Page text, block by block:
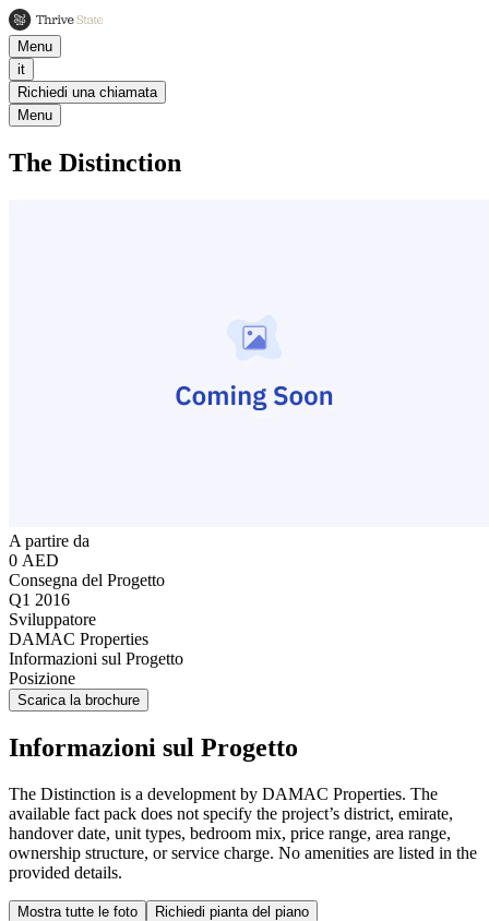
Menu
it
Richiedi una chiamata
Menu
The Distinction
A partire da
0 AED
Consegna del Progetto
Q1 2016
Sviluppatore
DAMAC Properties
Informazioni sul Progetto
Posizione
Scarica la brochure
Informazioni sul Progetto
The Distinction is a development by DAMAC Properties. The
available fact pack does not specify the project’s district, emirate,
handover date, unit types, bedroom mix, price range, area range,
ownership structure, or service charge. No amenities are listed in the
provided details.
Mostra tutte le foto Richiedi pianta del piano